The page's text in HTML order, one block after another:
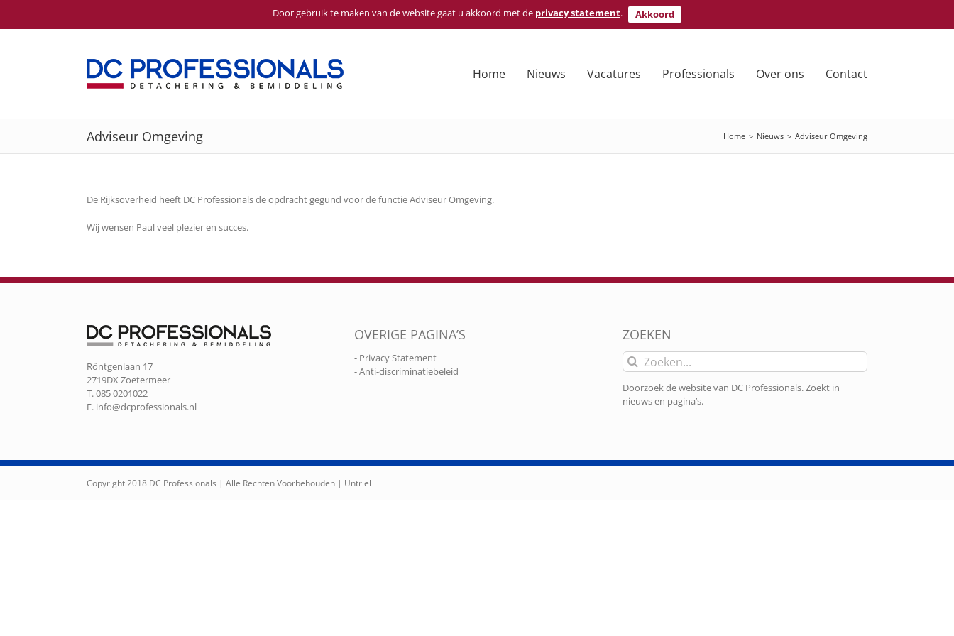
Door gebruik te maken van de website gaat u akkoord met de privacy statement.
Akkoord
Ga
Home Nieuws Vacatures Professionals Over ons Contact
Adviseur Omgeving Home > Nieuws > Adviseur Omgeving
De Rijksoverheid heeft DC Professionals de opdracht gegund voor de functie Adviseur Omgeving.
Wij wensen Paul veel plezier en succes.
Röntgenlaan 17
2719DX Zoetermeer
T. 085 0201022
E. info@dcprofessionals.nl
OVERIGE PAGINA’S
- Privacy Statement
- Anti-discriminatiebeleid
ZOEKEN
Zoeken
naar:
Doorzoek de website van DC Professionals. Zoekt in
nieuws en pagina’s.
Copyright 2018 DC Professionals | Alle Rechten Voorbehouden | Untriel